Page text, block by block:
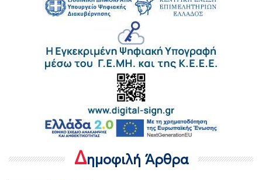
Δημοφιλή Άρθρα